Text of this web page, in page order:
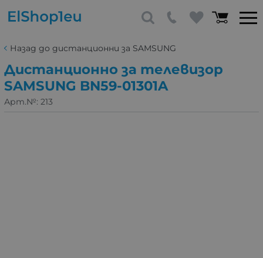
Назад до дистанционни за SAMSUNG
Дистанционно за телевизор
SAMSUNG BN59-01301A
Арт.№: 213